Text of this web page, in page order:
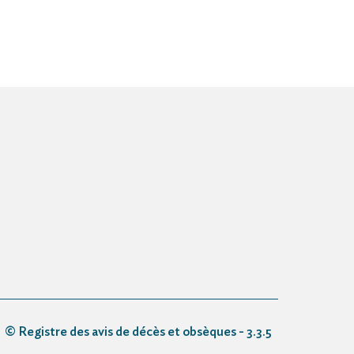
© Registre des avis de décès et obsèques - 3.3.5